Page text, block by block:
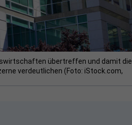
übertreffen und damit die
verdeutlichen (Foto: iStock.com,